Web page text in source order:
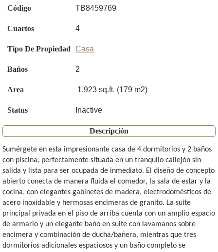
Código TB8459769
Cuartos 4
Tipo De Propiedad Casa
Baños 2
Area 1,923 sq.ft. (179 m2)
Status Inactive
Descripción
Sumérgete en esta impresionante casa de 4 dormitorios y 2 baños
con piscina, perfectamente situada en un tranquilo callejón sin
salida y lista para ser ocupada de inmediato. El diseño de concepto
abierto conecta de manera fluida el comedor, la sala de estar y la
cocina, con elegantes gabinetes de madera, electrodomésticos de
acero inoxidable y hermosas encimeras de granito. La suite
principal privada en el piso de arriba cuenta con un amplio espacio
de armario y un elegante baño en suite con lavamanos sobre
encimera y combinación de ducha/bañera, mientras que tres
dormitorios adicionales espaciosos y un baño completo se